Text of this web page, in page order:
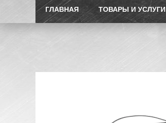
ГЛАВНАЯ ТОВАРЫ И УСЛУГИ